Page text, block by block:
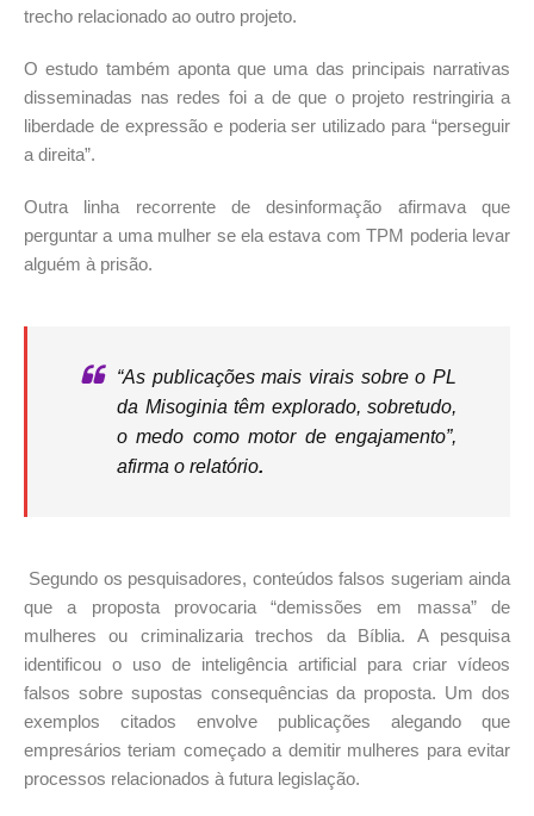
trecho relacionado ao outro projeto.
O estudo também aponta que uma das principais narrativas
disseminadas nas redes foi a de que o projeto restringiria a
liberdade de expressão e poderia ser utilizado para “perseguir
a direita”.
Outra linha recorrente de desinformação afirmava que
perguntar a uma mulher se ela estava com TPM poderia levar
alguém à prisão.
“As publicações mais virais sobre o PL
da Misoginia têm explorado, sobretudo,
o medo como motor de engajamento”,
afirma o relatório.
Segundo os pesquisadores, conteúdos falsos sugeriam ainda
que a proposta provocaria “demissões em massa” de
mulheres ou criminalizaria trechos da Bíblia. A pesquisa
identificou o uso de inteligência artificial para criar vídeos
falsos sobre supostas consequências da proposta. Um dos
exemplos citados envolve publicações alegando que
empresários teriam começado a demitir mulheres para evitar
processos relacionados à futura legislação.